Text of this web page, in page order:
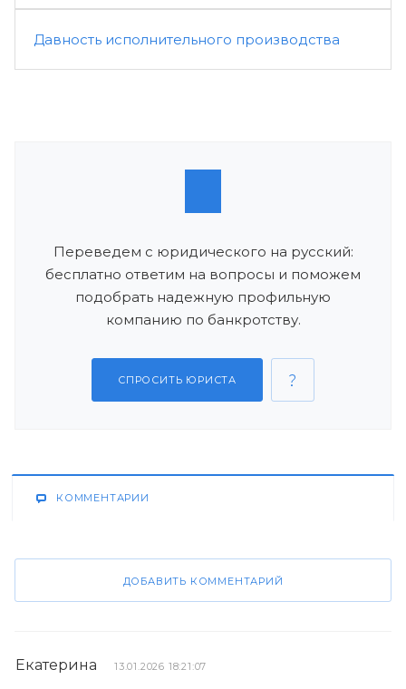
Давность исполнительного производства
Переведем с юридического на русский:
бесплатно ответим на вопросы и поможем
подобрать надежную профильную
компанию по банкротству.
СПРОСИТЬ ЮРИСТА
КОММЕНТАРИИ
ДОБАВИТЬ КОММЕНТАРИЙ
Екатерина 13.01.2026 18:21:07